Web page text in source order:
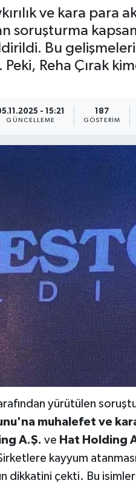
ve kara
soruşturma
Bu
Reha Çırak
- 15:21
GÜNCELLEME
187
GÖSTERIM
yürütülen
muhalefet ve
A.Ş. ve Hat Holding
kayyum
dikkatini çekti. Bu